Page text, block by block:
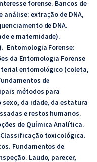
forense. Bancos de
análise: extração de DNA,
de DNA.
e maternidade).
Entomologia Forense:
da Entomologia Forense
entomológico (coleta,
de
métodos para
da idade, da estatura
e restos humanos.
de Química Analítica.
toxicológica.
Fundamentos de
Laudo, parecer,